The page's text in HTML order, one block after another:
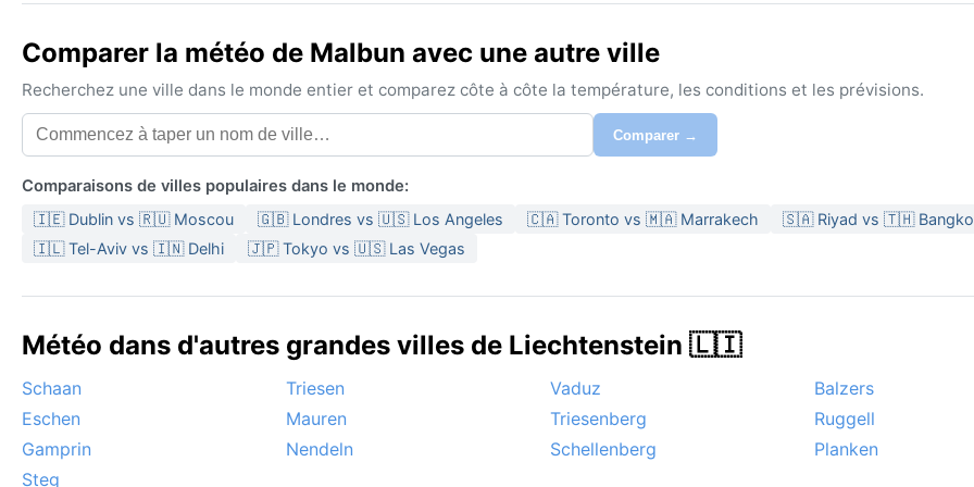
Comparer la météo de Malbun avec une autre ville
Recherchez une ville dans le monde entier et comparez côte à côte la température, les conditions et les prévisions.
Comparer →
Comparaisons de villes populaires dans le monde:
🇮🇪 Dublin vs 🇷🇺 Moscou 🇬🇧 Londres vs 🇺🇸 Los Angeles 🇨🇦 Toronto vs 🇲🇦 Marrakech
🇸🇦 Riyad vs 🇹🇭
🇮🇱 Tel-Aviv vs 🇮🇳 Delhi
🇯🇵 Tokyo vs 🇺🇸 Las Vegas
Météo dans d'autres grandes villes de Liechtenstein 🇱🇮
Schaan Triesen Vaduz
Balzers
Eschen
Mauren Triesenberg
Ruggell
Gamprin
Nendeln Schellenberg
Planken
Steg